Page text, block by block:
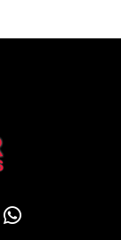
Whatsapp